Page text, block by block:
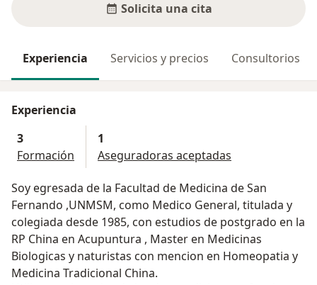
Solicita una cita
Experiencia Servicios y precios Consultorios
Experiencia
3
Formación
1
Aseguradoras aceptadas
Soy egresada de la Facultad de Medicina de San
Fernando ,UNMSM, como Medico General, titulada y
colegiada desde 1985, con estudios de postgrado en la
RP China en Acupuntura , Master en Medicinas
Biologicas y naturistas con mencion en Homeopatia y
Medicina Tradicional China.